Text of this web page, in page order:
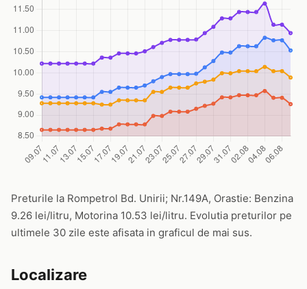
Preturile la Rompetrol Bd. Unirii; Nr.149A, Orastie: Benzina
9.26 lei/litru, Motorina 10.53 lei/litru. Evolutia preturilor pe
ultimele 30 zile este afisata in graficul de mai sus.
Localizare